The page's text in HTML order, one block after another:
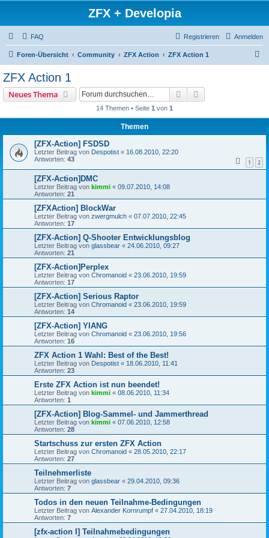
ZFX + Developia
FAQ Anmelden
Registrieren
Foren-Übersicht Community ZFX Action ZFX Action 1
ZFX Action 1
Neues Thema Suche
14 Themen • Seite 1 von 1
Themen
[ZFX-Action] FSDSD
Letzter Beitrag von Despotist « 16.08.2010, 22:20
Antworten: 43 1 2
[ZFX-Action]DMC
Letzter Beitrag von kimmi « 09.07.2010, 14:08
Antworten: 21
[ZFXAction] BlockWar
Letzter Beitrag von zwergmulch « 07.07.2010, 22:45
Antworten: 17
[ZFX-Action] Q-Shooter Entwicklungsblog
Letzter Beitrag von glassbear « 24.06.2010, 09:27
Antworten: 21
[ZFX-Action]Perplex
Letzter Beitrag von Chromanoid « 23.06.2010, 19:59
Antworten: 17
[ZFX-Action] Serious Raptor
Letzter Beitrag von Chromanoid « 23.06.2010, 19:59
Antworten: 14
[ZFX-Action] YIANG
Letzter Beitrag von Chromanoid « 23.06.2010, 19:56
Antworten: 16
ZFX Action 1 Wahl: Best of the Best!
Letzter Beitrag von Despotist « 18.06.2010, 11:41
Antworten: 23
Erste ZFX Action ist nun beendet!
Letzter Beitrag von kimmi « 08.06.2010, 11:34
Antworten: 1
[ZFX-Action] Blog-Sammel- und Jammerthread
Letzter Beitrag von kimmi « 07.06.2010, 12:58
Antworten: 28
Startschuss zur ersten ZFX Action
Letzter Beitrag von Chromanoid « 28.05.2010, 22:17
Antworten: 27
Teilnehmerliste
Letzter Beitrag von glassbear « 29.04.2010, 09:36
Antworten: 7
Todos in den neuen Teilnahme-Bedingungen
Letzter Beitrag von Alexander Kornrumpf « 27.04.2010, 18:19
Antworten: 7
[zfx-action I] Teilnahmebedingungen